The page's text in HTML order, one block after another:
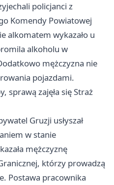
policjanci z
Komendy Powiatowej
alkomatem wykazało u
alkoholu w
mężczyzna nie
pojazdami.
sprawą zajęła się Straż
Gruzji usłyszał
w stanie
mężczyznę
którzy prowadzą
Postawa pracownika